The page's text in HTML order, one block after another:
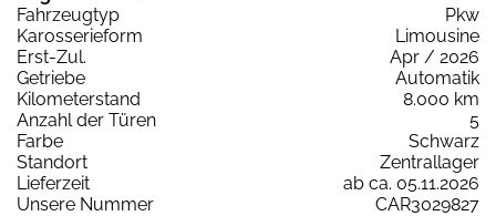
Fahrzeugtyp
Pkw
Karosserieform
Limousine
Erst-Zul.
Apr / 2026
Getriebe
Automatik
Kilometerstand
8.000 km
Anzahl der Türen
5
Farbe
Schwarz
Standort
Zentrallager
Lieferzeit
ab ca. 05.11.2026
Unsere Nummer
CAR3029827